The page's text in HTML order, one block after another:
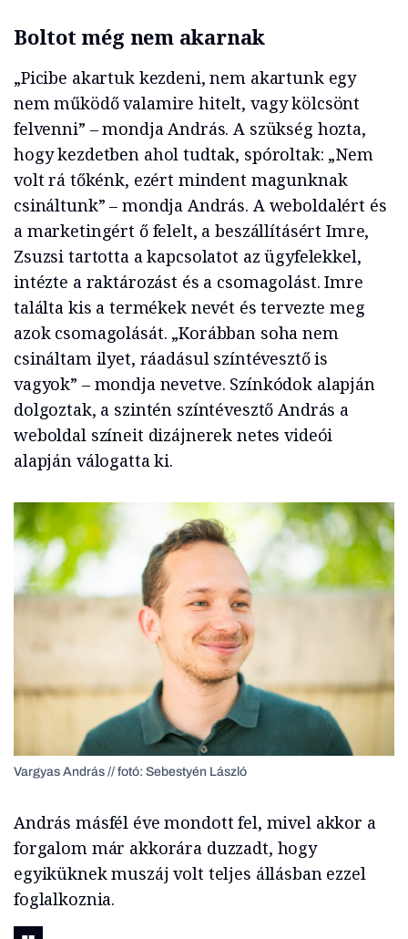
Boltot még nem akarnak
„Picibe akartuk kezdeni, nem akartunk egy
nem működő valamire hitelt, vagy kölcsönt
felvenni” – mondja András. A szükség hozta,
hogy kezdetben ahol tudtak, spóroltak: „Nem
volt rá tőkénk, ezért mindent magunknak
csináltunk” – mondja András. A weboldalért és
a marketingért ő felelt, a beszállításért Imre,
Zsuzsi tartotta a kapcsolatot az ügyfelekkel,
intézte a raktározást és a csomagolást. Imre
találta kis a termékek nevét és tervezte meg
azok csomagolását. „Korábban soha nem
csináltam ilyet, ráadásul színtévesztő is
vagyok” – mondja nevetve. Színkódok alapján
dolgoztak, a szintén színtévesztő András a
weboldal színeit dizájnerek netes videói
alapján válogatta ki.
Vargyas András // fotó: Sebestyén László
András másfél éve mondott fel, mivel akkor a
forgalom már akkorára duzzadt, hogy
egyiküknek muszáj volt teljes állásban ezzel
foglalkoznia.